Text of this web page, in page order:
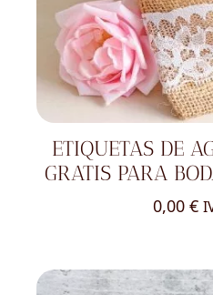
ETIQUETAS DE
GRATIS PARA
0,00 €